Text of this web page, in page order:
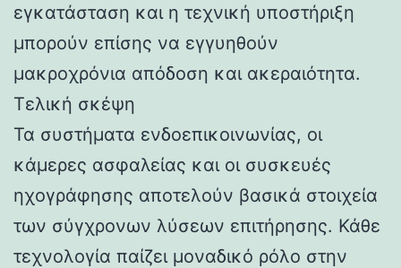
εγκατάσταση και η τεχνική υποστήριξη
μπορούν επίσης να εγγυηθούν
μακροχρόνια απόδοση και ακεραιότητα.
Τελική σκέψη
Τα συστήματα ενδοεπικοινωνίας, οι
κάμερες ασφαλείας και οι συσκευές
ηχογράφησης αποτελούν βασικά στοιχεία
των σύγχρονων λύσεων επιτήρησης. Κάθε
τεχνολογία παίζει μοναδικό ρόλο στην